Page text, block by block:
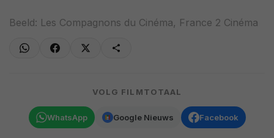
Beeld: Les Compagnons du Cinéma, France 2 Cinéma
VOLG FILMTOTAAL
WhatsApp Google Nieuws Facebook